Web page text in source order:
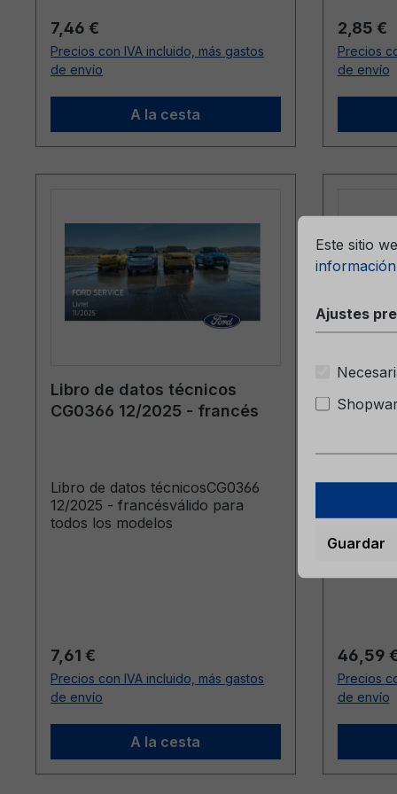
Precio normal:
7,46 €
Precios con IVA incluido, más gastos
de envío
A la cesta
Precio
2,85 €
Precios
de envío
Libro de datos técnicos
CG0366 12/2025 - francés
Libro de datos técnicosCG0366
12/2025 - francésválido para
todos los modelos
Precio normal:
7,61 €
Precios con IVA incluido, más gastos
de envío
A la cesta
Fiesta
Manual
20/04/
Precio
46,59
Precios
de envío
Ajustes
Más información...
Este sitio
Ajustes
Guardar